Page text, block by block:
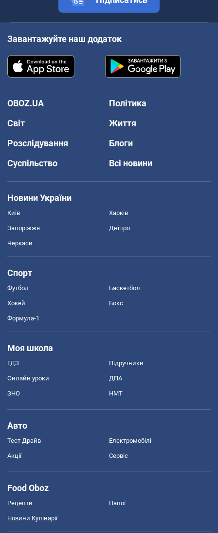
Завантажуйте наш додаток
OBOZ.UA
Політика
Світ
Життя
Розслідування
Блоги
Суспільство
Всі новини
Новини України
Київ Харків
Запоріжжя Дніпро
Черкаси
Спорт
Футбол Баскетбол
Хокей Бокс
Формула-1
Моя школа
ГДЗ Підручники
Онлайн уроки ДПА
ЗНО НМТ
Авто
Тест Драйв Електромобілі
Акції Сервіс
Food Oboz
Рецепти Напої
Новини Кулінарії